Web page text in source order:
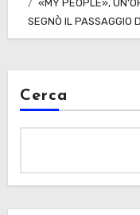
«MY PEOPLE»,
SEGNÒ IL PASSAGGIO
Cerca